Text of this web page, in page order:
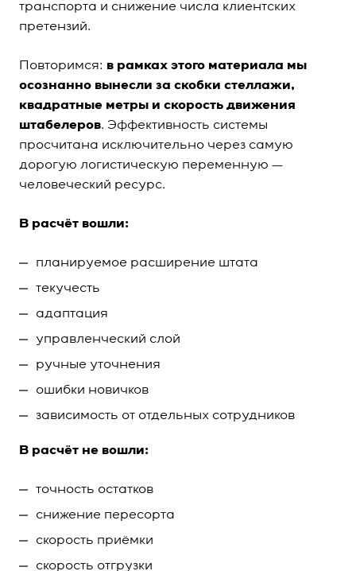
транспорта и снижение числа клиентских
претензий.
Повторимся: в рамках этого материала мы
осознанно вынесли за скобки стеллажи,
квадратные метры и скорость движения
штабелеров. Эффективность системы
просчитана исключительно через самую
дорогую логистическую переменную —
человеческий ресурс.
В расчёт вошли:
планируемое расширение штата
текучесть
адаптация
управленческий слой
ручные уточнения
ошибки новичков
зависимость от отдельных сотрудников
В расчёт не вошли:
точность остатков
снижение пересорта
скорость приёмки
скорость отгрузки